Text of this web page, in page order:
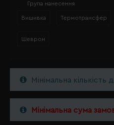
Група нанесення
Вишивка Термотрансфер
Шеврон
Мінімальна кількість
Мінімальна сума